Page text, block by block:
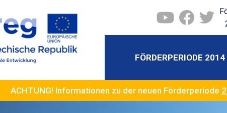
FÖRDERPERIODE
ACHTUNG! Informationen zu der neuen Förderperiode